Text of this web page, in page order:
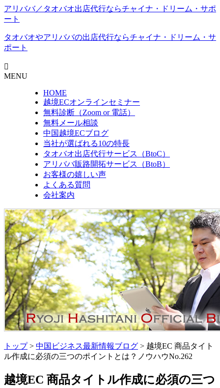
アリババ／タオバオ出店代⾏ならチャイナ・ドリーム・サポ
ート
タオバオやアリババの出店代行ならチャイナ・ドリーム・サ
ポート
MENU
HOME
越境ECオンラインセミナー
無料診断（Zoom or 電話）
無料メール相談
中国越境ECブログ
当社が選ばれる10の特長
タオバオ出店代行サービス（BtoC）
アリババ販路開拓サービス（BtoB）
お客様の嬉しい声
よくある質問
会社案内
トップ> 中国ビジネス最新情報ブログ > 越境EC 商品タイト
ル作成に必須の三つのポイントとは？ノウハウNo.262
越境EC 商品タイトル作成に必須の三つ